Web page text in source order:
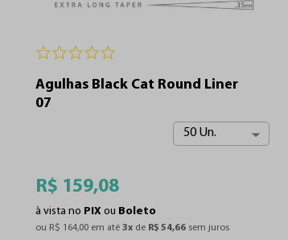
Agulhas Black Cat Round Liner
07
50 Un.
R$ 159,08
à vista no PIX ou Boleto
ou R$ 164,00 em até 3x de R$ 54,66 sem juros